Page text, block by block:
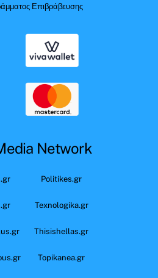
Επιβράβευσης
Network
Politikes.gr
Texnologika.gr
Thisishellas.gr
Topikanea.gr